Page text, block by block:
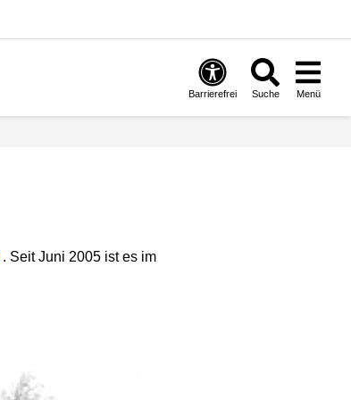
Barrierefrei Suche Menü
. Seit Juni 2005 ist es im